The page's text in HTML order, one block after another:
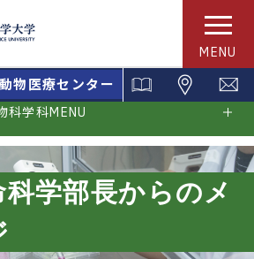
MENU
動物医療センター
科学部長からのメ
科学科MENU